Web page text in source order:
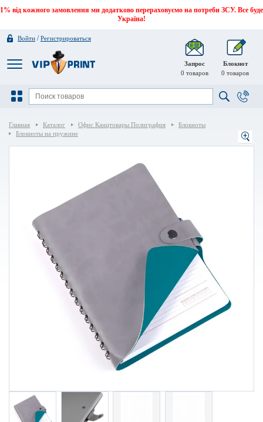
1% від кожного замовлення ми додатково перераховуємо на потреби ЗСУ. Все буде
Україна!
Войти /Регистрироваться
Запрос
0 товаров
Блокнот
0 товаров
Главная Каталог Офис Канцтовары Полиграфия
Блокноты
Блокноты на пружине